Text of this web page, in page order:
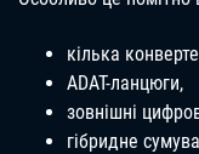
кілька
ADAT-ланцюги,
зовнішні
гібридне